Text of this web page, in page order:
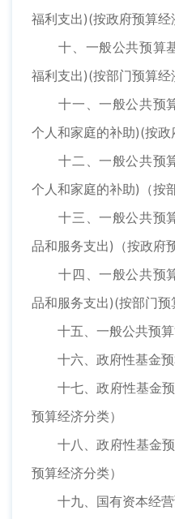
福利支出)(按政府预算经
十、一般公共预算
福利支出)(按部门预算经
十一、一般公共预
个人和家庭的补助)(按政
十二、一般公共预
个人和家庭的补助)（按
十三、一般公共预
品和服务支出)（按政府
十四、一般公共预
品和服务支出)(按部门预
十五、一般公共预算
十六、政府性基金预
十七、政府性基金预
预算经济分类）
十八、政府性基金预
预算经济分类）
十九、国有资本经营